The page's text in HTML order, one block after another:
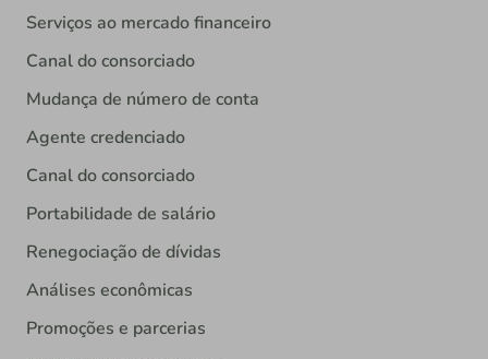
Serviços ao mercado financeiro
Canal do consorciado
Mudança de número de conta
Agente credenciado
Canal do consorciado
Portabilidade de salário
Renegociação de dívidas
Análises econômicas
Promoções e parcerias